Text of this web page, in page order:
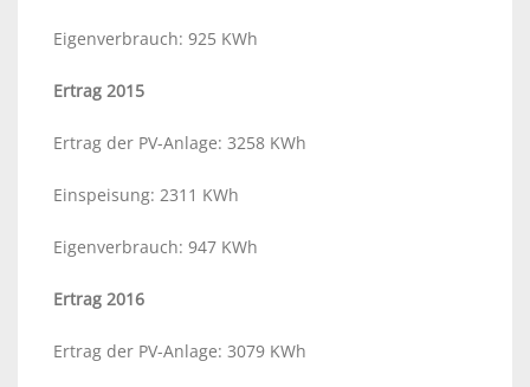
Eigenverbrauch: 925 KWh
Ertrag 2015
Ertrag der PV-Anlage: 3258 KWh
Einspeisung: 2311 KWh
Eigenverbrauch: 947 KWh
Ertrag 2016
Ertrag der PV-Anlage: 3079 KWh